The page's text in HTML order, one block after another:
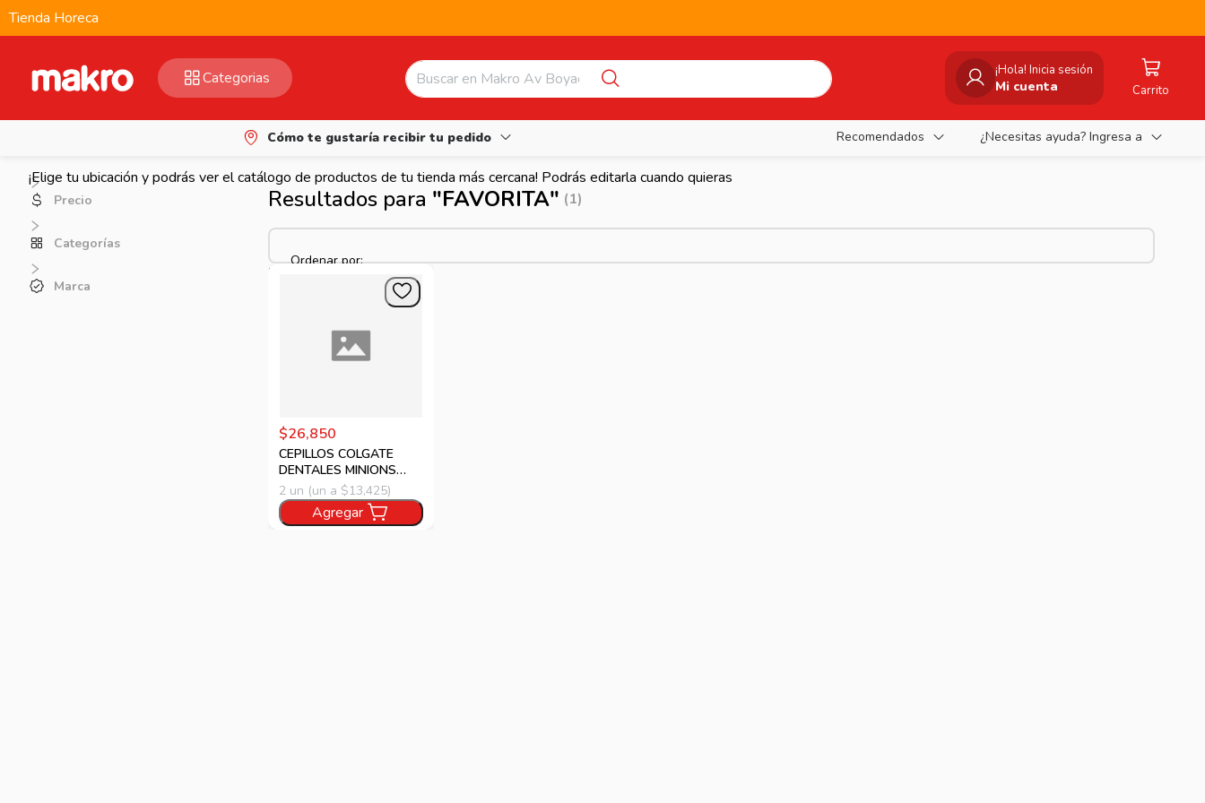
Tienda Horeca
Categorias ¡Hola! Inicia sesión
Mi cuenta Carrito
Cómo te gustaría recibir tu pedido Recomendados ¿Necesitas ayuda? Ingresa a
¡Elige tu ubicación y podrás ver el catálogo de productos de tu tienda más cercana! Podrás editarla cuando quieras
Precio
Categorías
Marca
Resultados para "FAVORITA" (1)
Ordenar por:
$26,850
CEPILLOS COLGATE
DENTALES MINIONS
6AN 2U
2 un (un a $13,425)
Agregar